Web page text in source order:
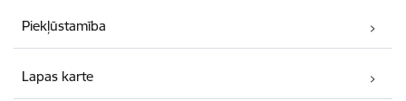
Piekļūstamība
Lapas karte